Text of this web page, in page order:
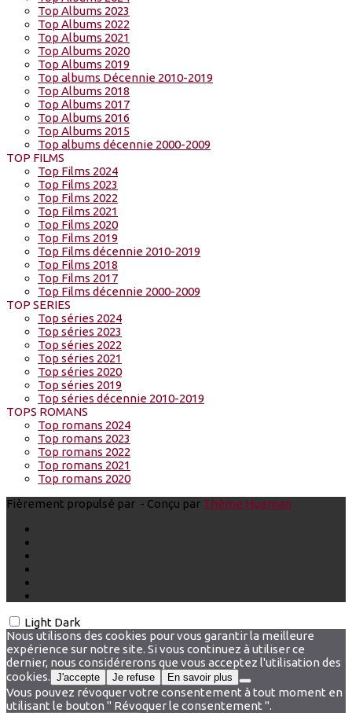
Top Albums 2023
Top Albums 2022
Top Albums 2021
Top Albums 2020
Top Albums 2019
Top albums Décennie 2010-2019
Top Albums 2018
Top Albums 2017
Top Albums 2016
Top Albums 2015
Top albums décennie 2000-2009
TOP FILMS
Top Films 2024
Top Films 2023
Top Films 2022
Top Films 2021
Top Films 2020
Top Films 2019
Top Films décennie 2010-2019
Top Films 2018
Top Films 2017
Top Films décennie 2000-2009
TOP SERIES
Top séries 2024
Top séries 2023
Top séries 2022
Top séries 2021
Top séries 2020
Top séries 2019
Top séries décennie 2010-2019
TOPS ROMANS
Top romans 2024
Top romans 2023
Top romans 2022
Top romans 2021
Top romans 2020
Fièrement propulsé par - Conçu par Thème Hueman
Light Dark
Nous utilisons des cookies pour vous garantir la meilleure
expérience sur notre site. Si vous continuez à utiliser ce
dernier, nous considérerons que vous acceptez l'utilisation des
cookies. J'accepte Je refuse En savoir plus
Vous pouvez révoquer votre consentement à tout moment en
utilisant le bouton " Révoquer le consentement ".